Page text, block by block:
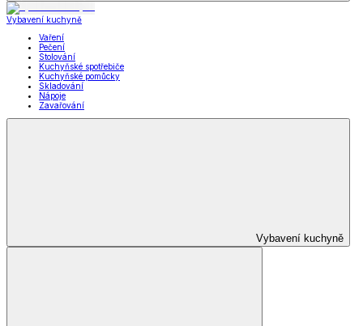
Vybavení kuchyně
Vaření
Pečení
Stolování
Kuchyňské spotřebiče
Kuchyňské pomůcky
Skladování
Nápoje
Zavařování
Vybavení kuchyně